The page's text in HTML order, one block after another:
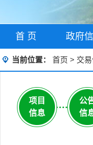
首 页 政府
当前位置： 首页 > 交
项目
信息
公
信